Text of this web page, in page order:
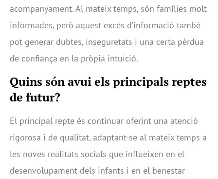
acompanyament. Al mateix temps, són famílies molt
informades, però aquest excés d’informació també
pot generar dubtes, inseguretats i una certa pèrdua
de confiança en la pròpia intuïció.
Quins són avui els principals reptes
de futur?
El principal repte és continuar oferint una atenció
rigorosa i de qualitat, adaptant-se al mateix temps a
les noves realitats socials que influeixen en el
desenvolupament dels infants i en el benestar